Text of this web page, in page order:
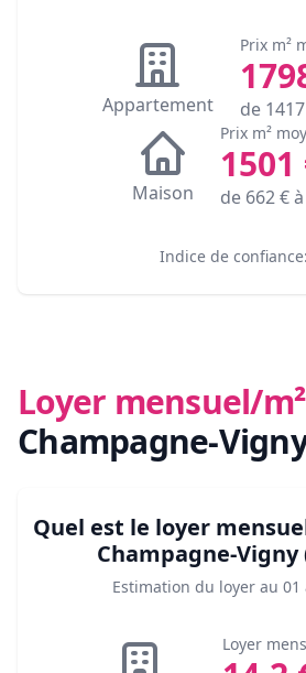
Appartement
Prix m²
de 1417
Maison
Prix m²
1501
de 662€ à
Indice de confiance:
Loyer mensuel/
Champagne-
Quel est le loyer
Champagne-Vigny
Estimation du loyer au 01
Loyer